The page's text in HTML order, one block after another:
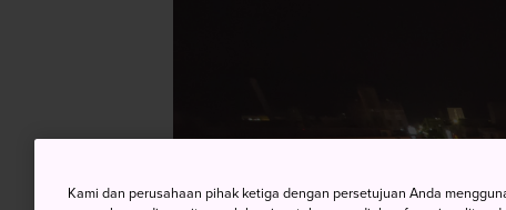
Kami dan perusahaan pihak ketiga dengan persetujuan Anda